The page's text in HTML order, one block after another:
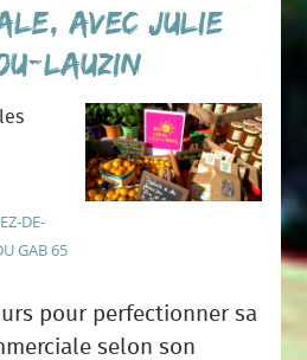
avec Julie
LAUZIN
DE-
GAB 65
pour perfectionner sa
selon son